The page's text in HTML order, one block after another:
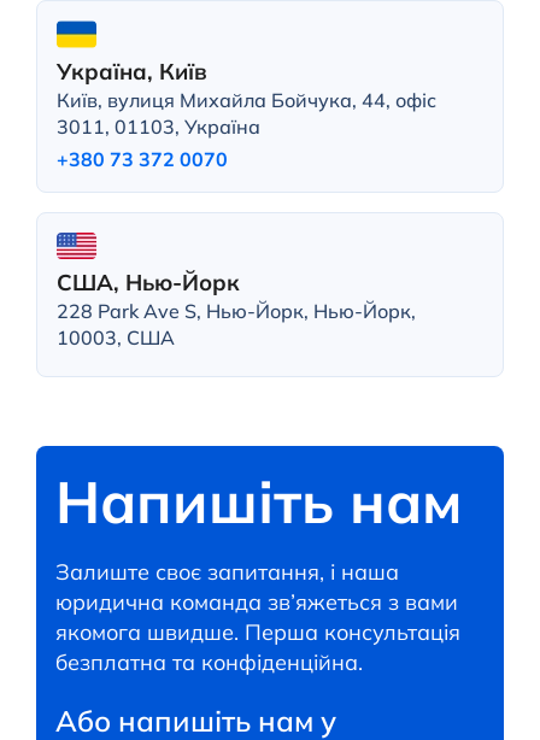
Україна, Київ
Київ, вулиця Михайла Бойчука, 44, офіс
3011, 01103, Україна
+380 73 372 0070
США, Нью-Йорк
228 Park Ave S, Нью-Йорк, Нью-Йорк,
10003, США
Напишіть нам
Залиште своє запитання, і наша
юридична команда зв’яжеться з вами
якомога швидше. Перша консультація
безплатна та конфіденційна.
Або напишіть нам у